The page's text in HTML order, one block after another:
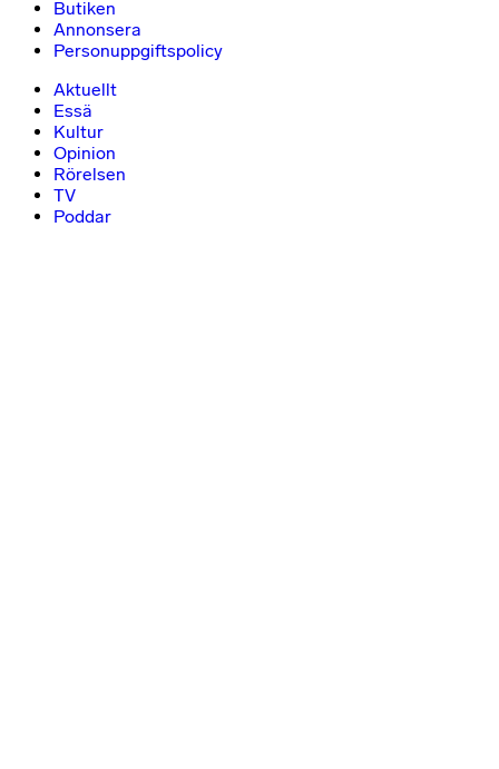
Butiken
Annonsera
Personuppgiftspolicy
Aktuellt
Essä
Kultur
Opinion
Rörelsen
TV
Poddar